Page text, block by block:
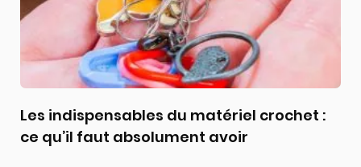
Les indispensables du matériel crochet :
ce qu’il faut absolument avoir